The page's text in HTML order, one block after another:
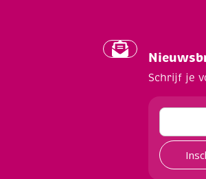
Schrijf je